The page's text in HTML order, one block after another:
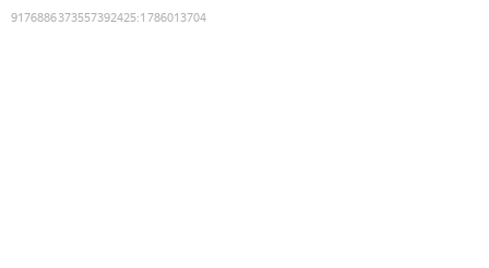
9176886373557392425:1786013704